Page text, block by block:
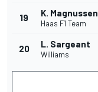
19 K. Magnussen
Haas F1 Team
20 L. Sargeant
Williams